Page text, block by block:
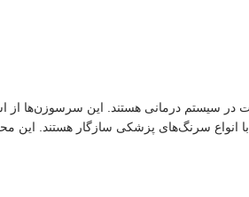
در سیستم درمانی هستند. این
سرنگ‌های پزشکی سازگار هستند. این